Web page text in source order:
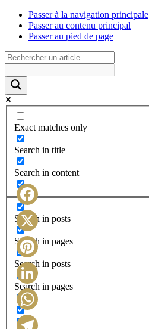
Passer à la navigation principale
Passer au contenu principal
Passer au pied de page
Exact matches only
Search in title
Search in content
Search in posts
Search in pages
Search in posts
Search in pages
Facebook
X
Pinterest
LinkedIn
WhatsApp